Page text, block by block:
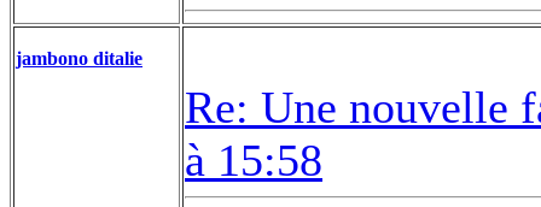
jambono ditalie
Re: Une nouvelle
à 15:58